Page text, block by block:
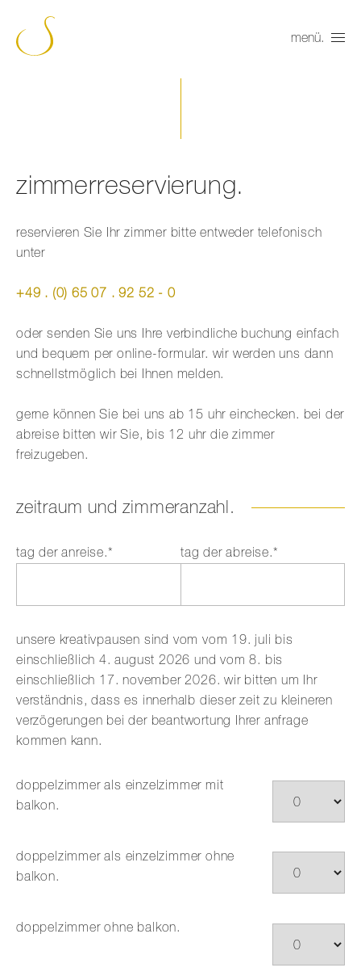
menü.
zimmerreservierung.
reservieren Sie Ihr zimmer bitte entweder telefonisch
unter
+49 . (0) 65 07 . 92 52 - 0
oder senden Sie uns Ihre verbindliche buchung einfach
und bequem per online-formular. wir werden uns dann
schnellstmöglich bei Ihnen melden.
gerne können Sie bei uns ab 15 uhr einchecken. bei der
abreise bitten wir Sie, bis 12 uhr die zimmer
freizugeben.
zeitraum und zimmeranzahl.
Pflichtfeld
tag der anreise.* Pflichtfeld
tag der abreise.*
unsere kreativpausen sind vom vom 19. juli bis
einschließlich 4. august 2026 und vom 8. bis
einschließlich 17. november 2026. wir bitten um Ihr
verständnis, dass es innerhalb dieser zeit zu kleineren
verzögerungen bei der beantwortung Ihrer anfrage
kommen kann.
doppelzimmer als einzelzimmer mit
balkon.
doppelzimmer als einzelzimmer ohne
balkon.
doppelzimmer ohne balkon.